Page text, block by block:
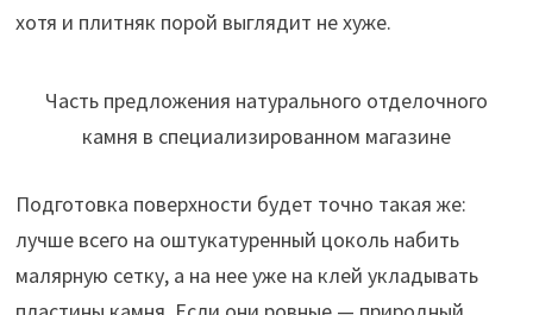
хотя и плитняк порой выглядит не хуже.
Часть предложения натурального отделочного
камня в специализированном магазине
Подготовка поверхности будет точно такая же:
лучше всего на оштукатуренный цоколь набить
малярную сетку, а на нее уже на клей укладывать